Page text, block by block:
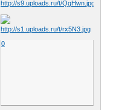
0